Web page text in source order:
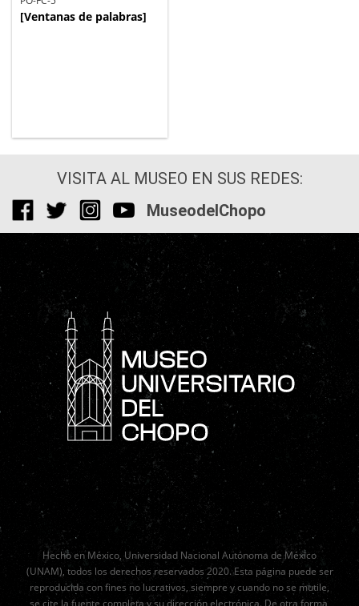
[Ventanas de palabras]
VISITA AL MUSEO EN SUS REDES:
MuseodelChopo
Hecho en México, Universidad Nacional Autónoma de México
(UNAM), todos los derechos reservados 2020. Esta página puede ser
reproducida con fines no lucrativos, siempre y cuando no se mutile,